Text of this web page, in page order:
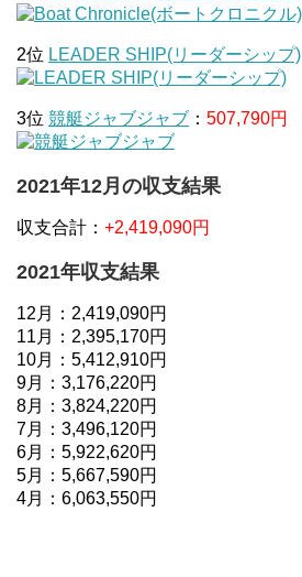
2位 LEADER SHIP(リーダーシップ)
3位 競艇ジャブジャブ ： 507,790円
2021年12月の収支結果
収支合計： +2,419,090円
2021年収支結果
12月：2,419,090円
11月：2,395,170円
10月：5,412,910円
9月：3,176,220円
8月：3,824,220円
7月：3,496,120円
6月：5,922,620円
5月：5,667,590円
4月：6,063,550円